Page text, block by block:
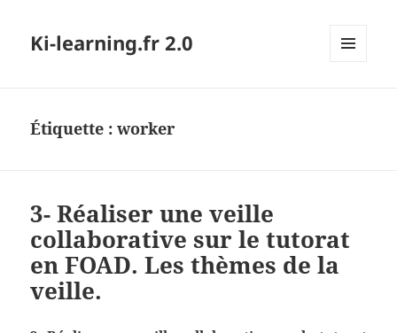
Ki-learning.fr 2.0
Étiquette :worker
3- Réaliser une veille
collaborative sur le tutorat
en FOAD. Les thèmes de la
veille.